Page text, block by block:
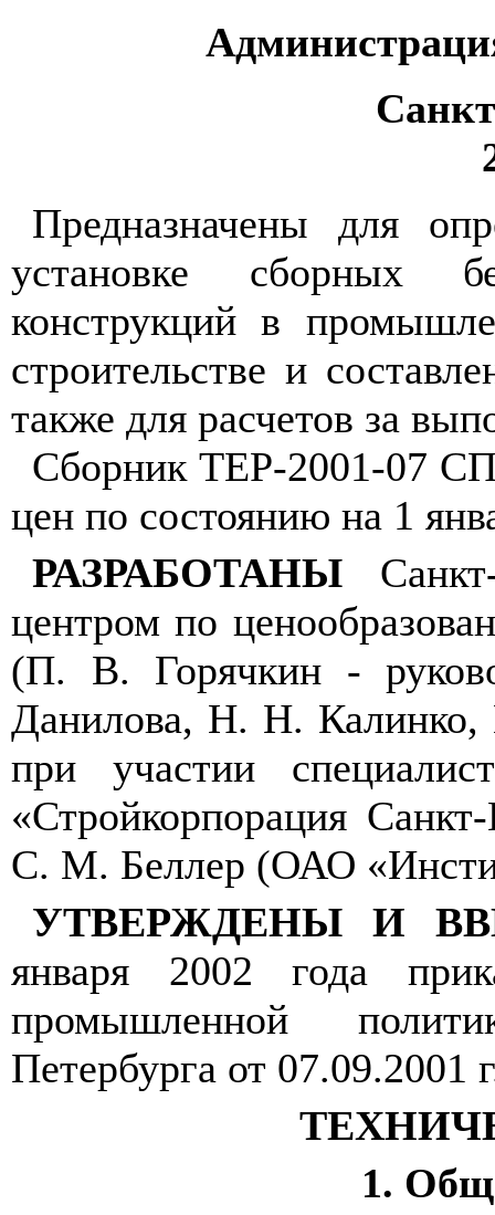
Предназначены для
установке сборных
конструкций в
строительстве и
также для расчетов за
Сборник ТЕР-2001-07
цен по состоянию на 1
РАЗРАБОТАНЫСанкт-
центром по
(П. В. Горячкин -
Данилова, Н. Н.
при участии
«Стройкорпорация
С. М. Беллер (ОАО
УТВЕРЖДЕНЫ И
января 2002 года
промышленной
Петербурга от 07.09.2001
1.